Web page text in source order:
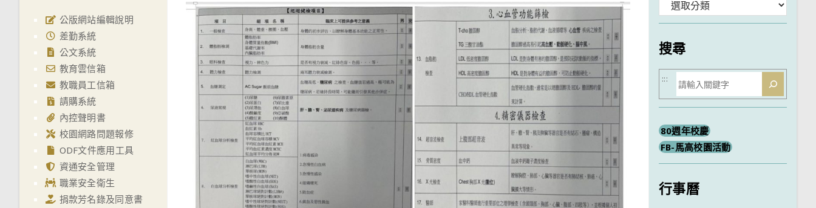
公版網站編輯說明
差勤系統
公文系統
教育雲信箱
教職員工信箱
請購系統
內控聲明書
校園網路問題報修
ODF文件應用工具
資通安全管理
職業安全衛生
捐款芳名錄及同意書
類
搜尋
搜
尋
:::
80週年校慶
FB-馬高校園活動
行事曆